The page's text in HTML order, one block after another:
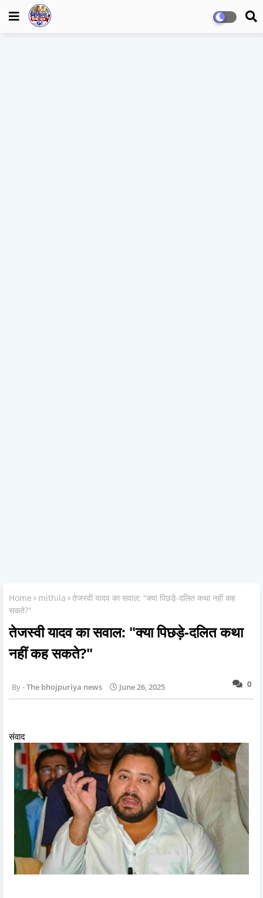
Home mithila
तेजस्वी यादव का सवाल: "क्या पिछड़े-दलित कथा नहीं कह
सकते?"
तेजस्वी यादव का सवाल: "क्या पिछड़े-दलित कथा
नहीं कह सकते?"
0
The bhojpuriya news June 26, 2025
संवाद